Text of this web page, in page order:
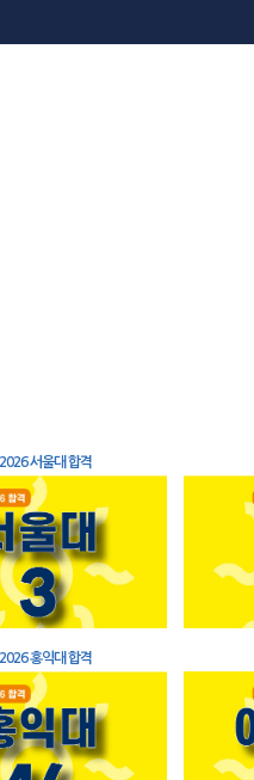
2026 서울대 합격
2026 홍익대 합격